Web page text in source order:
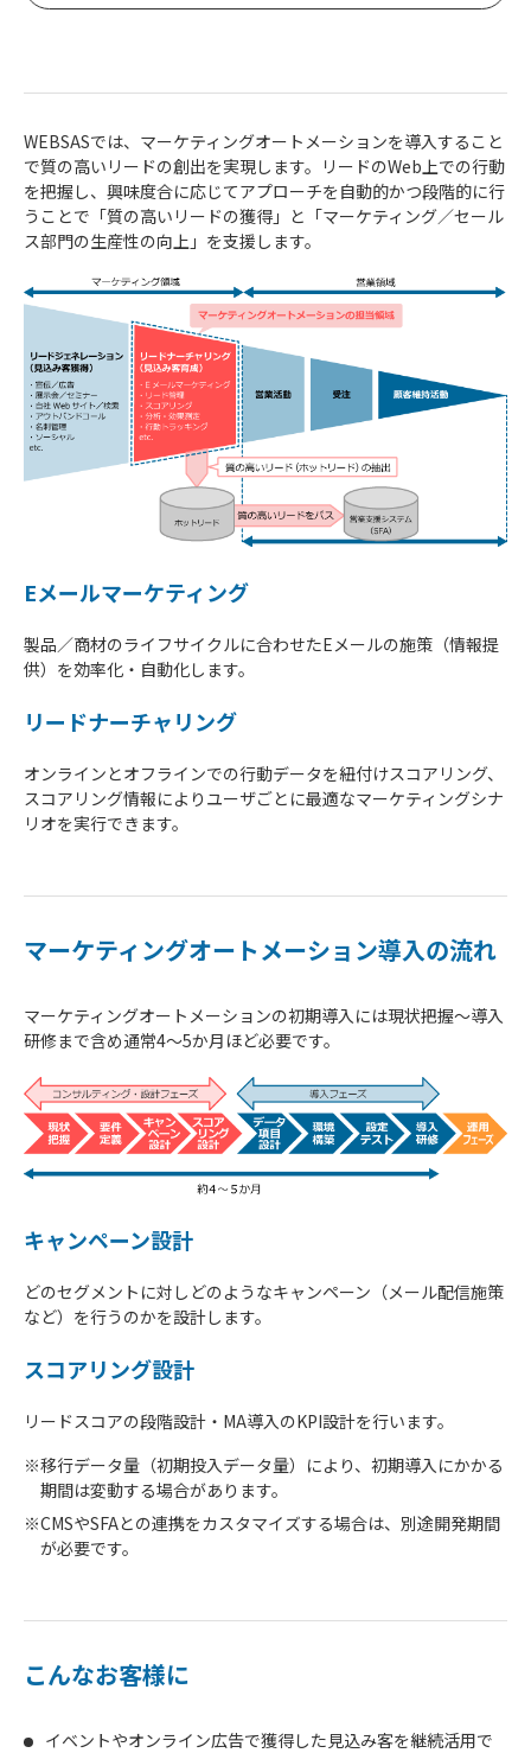
WEBSASでは、マーケティングオートメーションを導入すること
で質の高いリードの創出を実現します。リードのWeb上での行動
を把握し、興味度合に応じてアプローチを自動的かつ段階的に行
うことで「質の高いリードの獲得」と「マーケティング／セール
ス部門の生産性の向上」を支援します。
Eメールマーケティング
製品／商材のライフサイクルに合わせたEメールの施策（情報提
供）を効率化・自動化します。
リードナーチャリング
オンラインとオフラインでの行動データを紐付けスコアリング、
スコアリング情報によりユーザごとに最適なマーケティングシナ
リオを実行できます。
マーケティングオートメーション導入の流れ
マーケティングオートメーションの初期導入には現状把握～導入
研修まで含め通常4～5か月ほど必要です。
キャンペーン設計
どのセグメントに対しどのようなキャンペーン（メール配信施策
など）を行うのかを設計します。
スコアリング設計
リードスコアの段階設計・MA導入のKPI設計を行います。
※移行データ量（初期投入データ量）により、初期導入にかかる
期間は変動する場合があります。
※CMSやSFAとの連携をカスタマイズする場合は、別途開発期間
が必要です。
こんなお客様に
イベントやオンライン広告で獲得した見込み客を継続活用で